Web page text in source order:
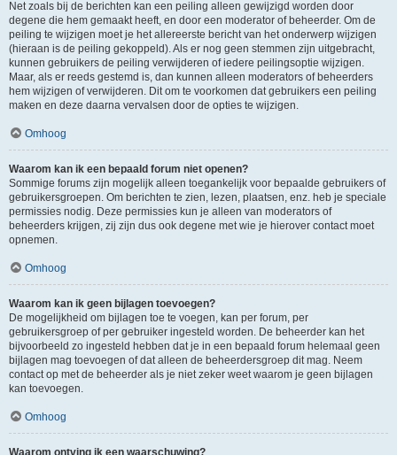
Net zoals bij de berichten kan een peiling alleen gewijzigd worden door
degene die hem gemaakt heeft, en door een moderator of beheerder. Om de
peiling te wijzigen moet je het allereerste bericht van het onderwerp wijzigen
(hieraan is de peiling gekoppeld). Als er nog geen stemmen zijn uitgebracht,
kunnen gebruikers de peiling verwijderen of iedere peilingsoptie wijzigen.
Maar, als er reeds gestemd is, dan kunnen alleen moderators of beheerders
hem wijzigen of verwijderen. Dit om te voorkomen dat gebruikers een peiling
maken en deze daarna vervalsen door de opties te wijzigen.
Omhoog
Waarom kan ik een bepaald forum niet openen?
Sommige forums zijn mogelijk alleen toegankelijk voor bepaalde gebruikers of
gebruikersgroepen. Om berichten te zien, lezen, plaatsen, enz. heb je speciale
permissies nodig. Deze permissies kun je alleen van moderators of
beheerders krijgen, zij zijn dus ook degene met wie je hierover contact moet
opnemen.
Omhoog
Waarom kan ik geen bijlagen toevoegen?
De mogelijkheid om bijlagen toe te voegen, kan per forum, per
gebruikersgroep of per gebruiker ingesteld worden. De beheerder kan het
bijvoorbeeld zo ingesteld hebben dat je in een bepaald forum helemaal geen
bijlagen mag toevoegen of dat alleen de beheerdersgroep dit mag. Neem
contact op met de beheerder als je niet zeker weet waarom je geen bijlagen
kan toevoegen.
Omhoog